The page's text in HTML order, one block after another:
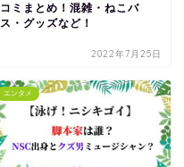
コミまとめ！混雑・ねこバ
ス・グッズなど！
2022年7月25日
エンタメ